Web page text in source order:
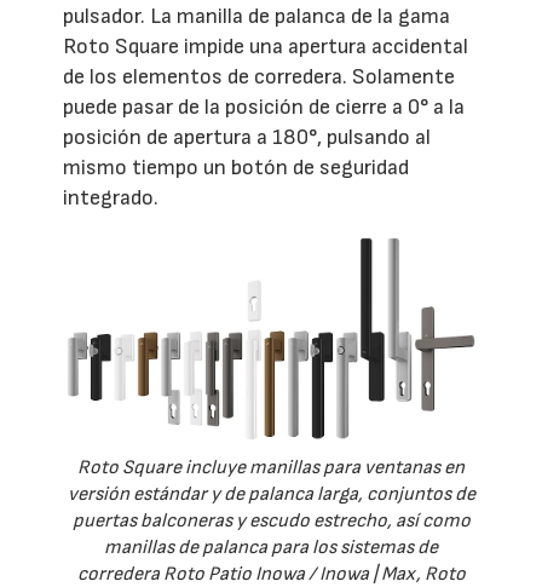
pulsador. La manilla de palanca de la gama
Roto Square impide una apertura accidental
de los elementos de corredera. Solamente
puede pasar de la posición de cierre a 0° a la
posición de apertura a 180°, pulsando al
mismo tiempo un botón de seguridad
integrado.
Roto Square incluye manillas para ventanas en
versión estándar y de palanca larga, conjuntos de
puertas balconeras y escudo estrecho, así como
manillas de palanca para los sistemas de
corredera Roto Patio Inowa / Inowa | Max, Roto